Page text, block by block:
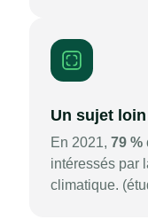
Un sujet
En 2021, 79 %
intéressés par
climatique.